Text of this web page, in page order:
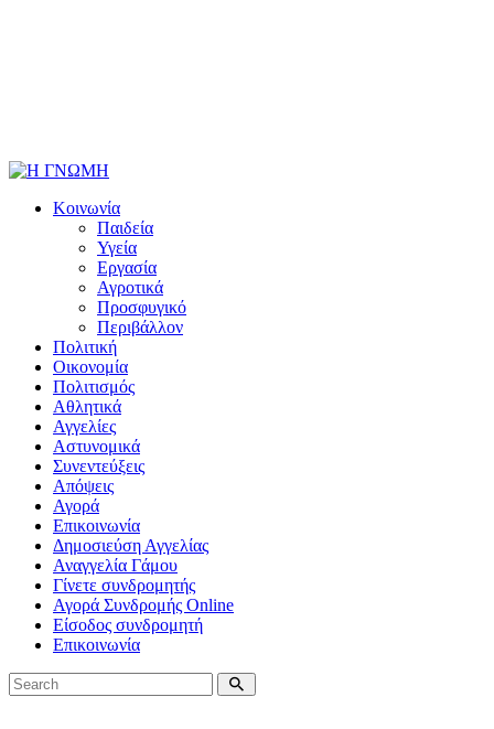
Κοινωνία
Παιδεία
Υγεία
Εργασία
Αγροτικά
Προσφυγικό
Περιβάλλον
Πολιτική
Οικονομία
Πολιτισμός
Αθλητικά
Αγγελίες
Αστυνομικά
Συνεντεύξεις
Απόψεις
Αγορά
Επικοινωνία
Δημοσιεύση Αγγελίας
Αναγγελία Γάμου
Γίνετε συνδρομητής
Αγορά Συνδρομής Online
Είσοδος συνδρομητή
Επικοινωνία